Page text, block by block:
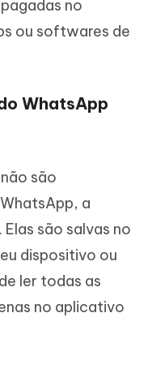
no
ou softwares de
WhatsApp
são
a
são salvas no
dispositivo ou
ler todas as
no aplicativo